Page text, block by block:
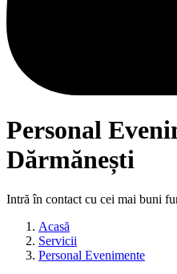
Personal
Dărmănești
Intră în contact cu cei mai buni
Acasă
Servicii
Personal Evenimente